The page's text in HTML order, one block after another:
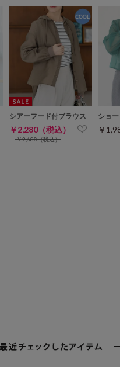
シアーフード付ブラウス
￥2,280（税込）
￥2,680（税込）
ショ
￥